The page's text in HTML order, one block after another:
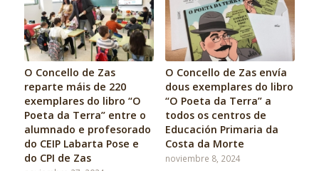
O Concello de Zas
reparte máis de 220
exemplares do libro “O
Poeta da Terra” entre o
alumnado e profesorado
do CEIP Labarta Pose e
do CPI de Zas
O Concello de Zas envía
dous exemplares do libro
“O Poeta da Terra” a
todos os centros de
Educación Primaria da
Costa da Morte
noviembre 8, 2024